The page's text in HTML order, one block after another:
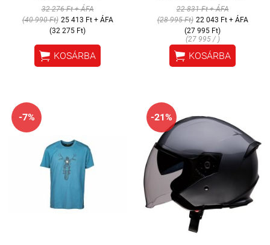
32 276 Ft + ÁFA
(40 990 Ft) 25 413 Ft + ÁFA
(32 275 Ft)
 KOSÁRBA
22 831 Ft + ÁFA
(28 995 Ft) 22 043 Ft + ÁFA
(27 995 Ft)
(27 995 / )
 KOSÁRBA
-7% -21%